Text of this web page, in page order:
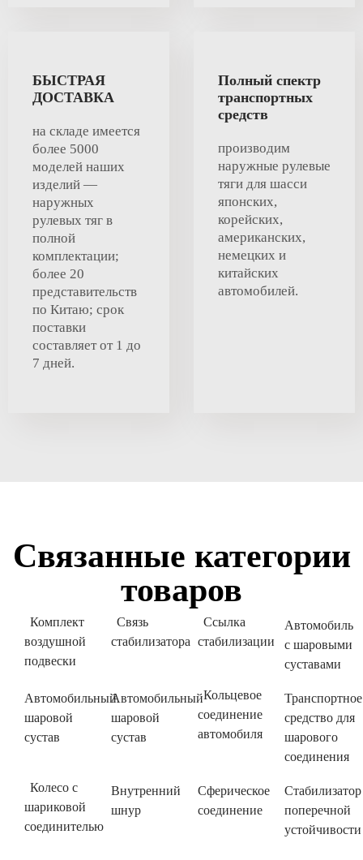
БЫСТРАЯ
ДОСТАВКА
на складе имеется
более 5000
моделей наших
изделий —
наружных
рулевых тяг в
полной
комплектации;
более 20
представительств
по Китаю; срок
поставки
составляет от 1 до
7 дней.
Полный спектр
транспортных
средств
производим
наружные рулевые
тяги для шасси
японских,
корейских,
американских,
немецких и
китайских
автомобилей.
Связанные категории
товаров
Комплект
воздушной
подвески
Связь
стабилизатора
Ссылка
стабилизации
Автомобиль
с шаровыми
суставами
Автомобильный
шаровой
сустав
Автомобильный
шаровой
сустав
Кольцевое
соединение
автомобиля
Транспортное
средство для
шарового
соединения
Колесо с
шариковой
соединителью
Внутренний
шнур
Сферическое
соединение
Стабилизатор
поперечной
устойчивости